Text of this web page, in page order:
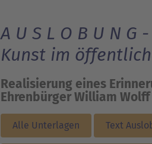
A U S L O B U N G -
Kunst im
Realisierung eines
Ehrenbürger William
Alle Unterlagen Text